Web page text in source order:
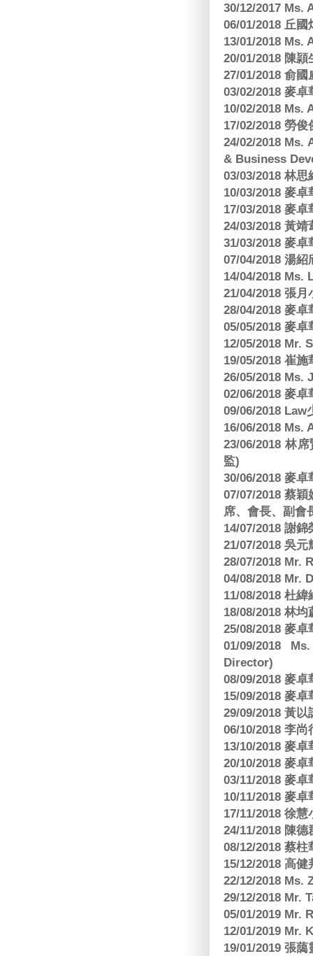
30/12/2017 Ms.
06/01/2018 丘
13/01/2018 Ms.
20/01/2018 陳
27/01/2018 俞
03/02/2018 麥
10/02/2018 Ms.
17/02/2018 勞
24/02/2018 Ms.
& Business
03/03/2018 林
10/03/2018 麥
17/03/2018 麥
24/03/2018 黃
31/03/2018 麥
07/04/2018 湯
14/04/2018
21/04/2018 張
28/04/2018 麥
05/05/2018 麥
12/05/2018 Mr.
19/05/2018 崔
26/05/2018 Ms.
02/06/2018 麥
09/06/2018 Law
16/06/2018 Ms.
23/06/2018 林
監)
30/06/2018 麥
07/07/2018 蔡
席、會長、副會
14/07/2018 謝
21/07/2018 吳元
28/07/2018 Mr.
04/08/2018 Mr.
11/08/2018 杜
18/08/2018 林
25/08/2018 麥
01/09/2018
Director)
08/09/2018 麥
15/09/2018 麥
29/09/2018 黃
06/10/2018 李
13/10/2018 麥
20/10/2018 麥
03/11/2018 麥
10/11/2018 麥
17/11/2018 徐
24/11/2018 陳
08/12/2018 蔡
15/12/2018 高
22/12/2018 Ms.
29/12/2018 Mr.
05/01/2019 Mr.
12/01/2019 Mr.
19/01/2019 張